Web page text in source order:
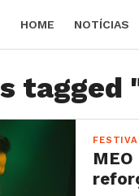
HOME NOTÍCIAS
tagged